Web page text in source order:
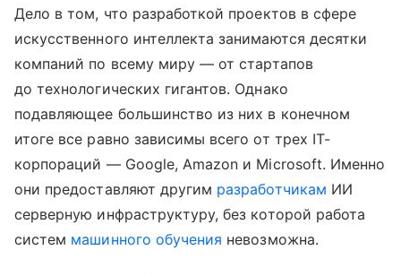
Дело в том, что разработкой проектов в сфере
искусственного интеллекта занимаются десятки
компаний по всему миру — от стартапов
до технологических гигантов. Однако
подавляющее большинство из них в конечном
итоге все равно зависимы всего от трех IT-
корпораций — Google, Amazon и Microsoft. Именно
они предоставляют другим разработчикам ИИ
серверную инфраструктуру, без которой работа
систем машинного обучения невозможна.